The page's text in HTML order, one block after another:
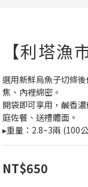
【利塔漁
選用新鮮烏魚子切條
焦、內裡綿密。
開袋即可享用，鹹香
庭佐餐、送禮體面。
▸重量：2.8~3兩 (100
NT$650